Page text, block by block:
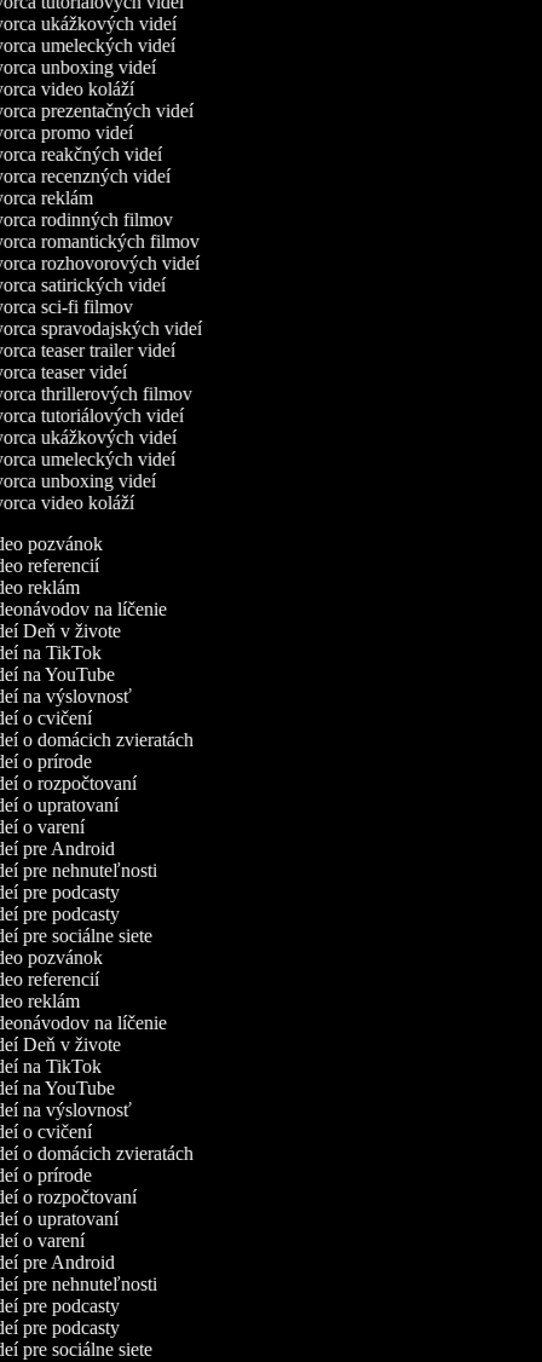
ukážkových videí
umeleckých videí
unboxing videí
video koláží
prezentačných videí
promo videí
reakčných videí
recenzných videí
reklám
rodinných filmov
romantických filmov
rozhovorových videí
satirických videí
sci-fi filmov
spravodajských videí
teaser trailer videí
teaser videí
thrillerových filmov
tutoriálových videí
ukážkových videí
umeleckých videí
unboxing videí
video koláží
pozvánok
referencií
reklám
na líčenie
Deň v živote
na TikTok
na YouTube
na výslovnosť
o cvičení
o domácich zvieratách
o prírode
o rozpočtovaní
o upratovaní
o varení
pre Android
pre nehnuteľnosti
pre podcasty
pre podcasty
pre sociálne siete
pozvánok
referencií
reklám
na líčenie
Deň v živote
na TikTok
na YouTube
na výslovnosť
o cvičení
o domácich zvieratách
o prírode
o rozpočtovaní
o upratovaní
o varení
pre Android
pre nehnuteľnosti
pre podcasty
pre podcasty
pre sociálne siete